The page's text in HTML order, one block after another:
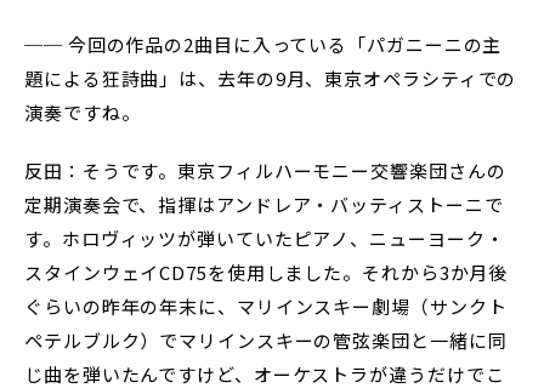
── 今回の作品の2曲目に入っている「パガニーニの主
題による狂詩曲」は、去年の9月、東京オペラシティでの
演奏ですね。
反田：そうです。東京フィルハーモニー交響楽団さんの
定期演奏会で、指揮はアンドレア・バッティストーニで
す。ホロヴィッツが弾いていたピアノ、ニューヨーク・
スタインウェイCD75を使用しました。それから3か月後
ぐらいの昨年の年末に、マリインスキー劇場（サンクト
ペテルブルク）でマリインスキーの管弦楽団と一緒に同
じ曲を弾いたんですけど、オーケストラが違うだけでこ